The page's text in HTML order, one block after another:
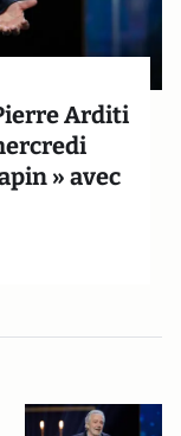
Arditi
» avec